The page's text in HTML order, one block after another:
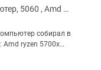
Игровой компьютер, 5060 , Amd 5700x
собирал в
Amd ryzen 5700x
paladin ex400S
fury beast 32g